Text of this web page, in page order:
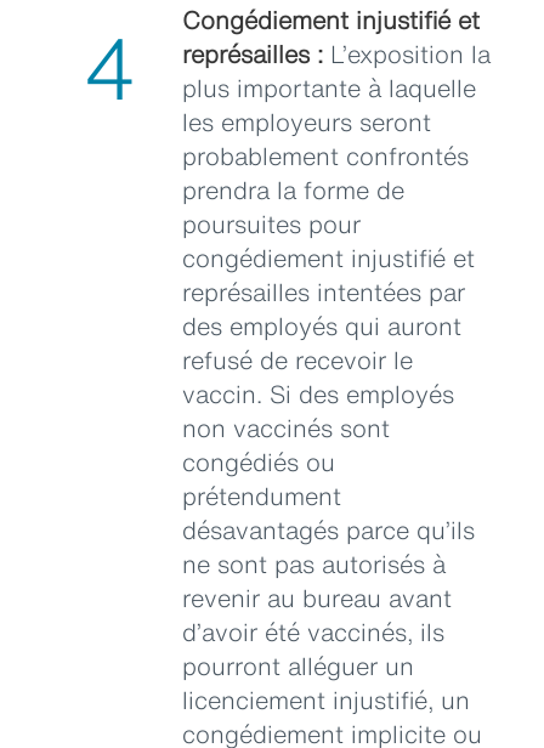
4
Congédiement injustifié et
représailles : L’exposition la
plus importante à laquelle
les employeurs seront
probablement confrontés
prendra la forme de
poursuites pour
congédiement injustifié et
représailles intentées par
des employés qui auront
refusé de recevoir le
vaccin. Si des employés
non vaccinés sont
congédiés ou
prétendument
désavantagés parce qu’ils
ne sont pas autorisés à
revenir au bureau avant
d’avoir été vaccinés, ils
pourront alléguer un
licenciement injustifié, un
congédiement implicite ou